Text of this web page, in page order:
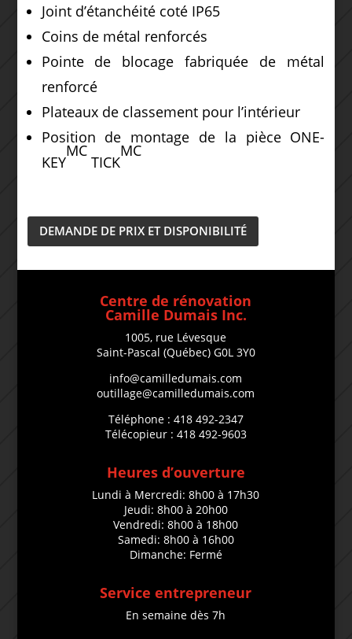
Joint d’étanchéité coté IP65
Coins de métal renforcés
Pointe de blocage fabriquée de métal
renforcé
Plateaux de classement pour l’intérieur
Position de montage de la pièce ONE-
KEY
MC
TICK
MC
DEMANDE DE PRIX ET DISPONIBILITÉ
Centre de rénovation
Camille Dumais Inc.
1005, rue Lévesque
Saint-Pascal (Québec) G0L 3Y0
info@camilledumais.com
outillage@camilledumais.com
Téléphone : 418 492-2347
Télécopieur : 418 492-9603
Heures d’ouverture
Lundi à Mercredi: 8h00 à 17h30
Jeudi: 8h00 à 20h00
Vendredi: 8h00 à 18h00
Samedi: 8h00 à 16h00
Dimanche: Fermé
Service entrepreneur
En semaine dès 7h